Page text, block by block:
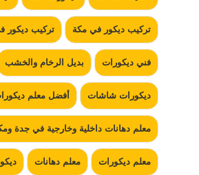
تركيب ديكور في مكة تركيب ديكور
فني ديكورات بديل الرخام والخشب
ديكورات شاشات أفضل معلم
معلم دهانات داخلية وخارجية في جدة
معلم ديكورات معلم دهانات